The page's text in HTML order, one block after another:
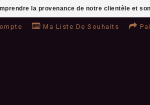
Ma Liste De Souhaits
la provenance de notre clientèle et